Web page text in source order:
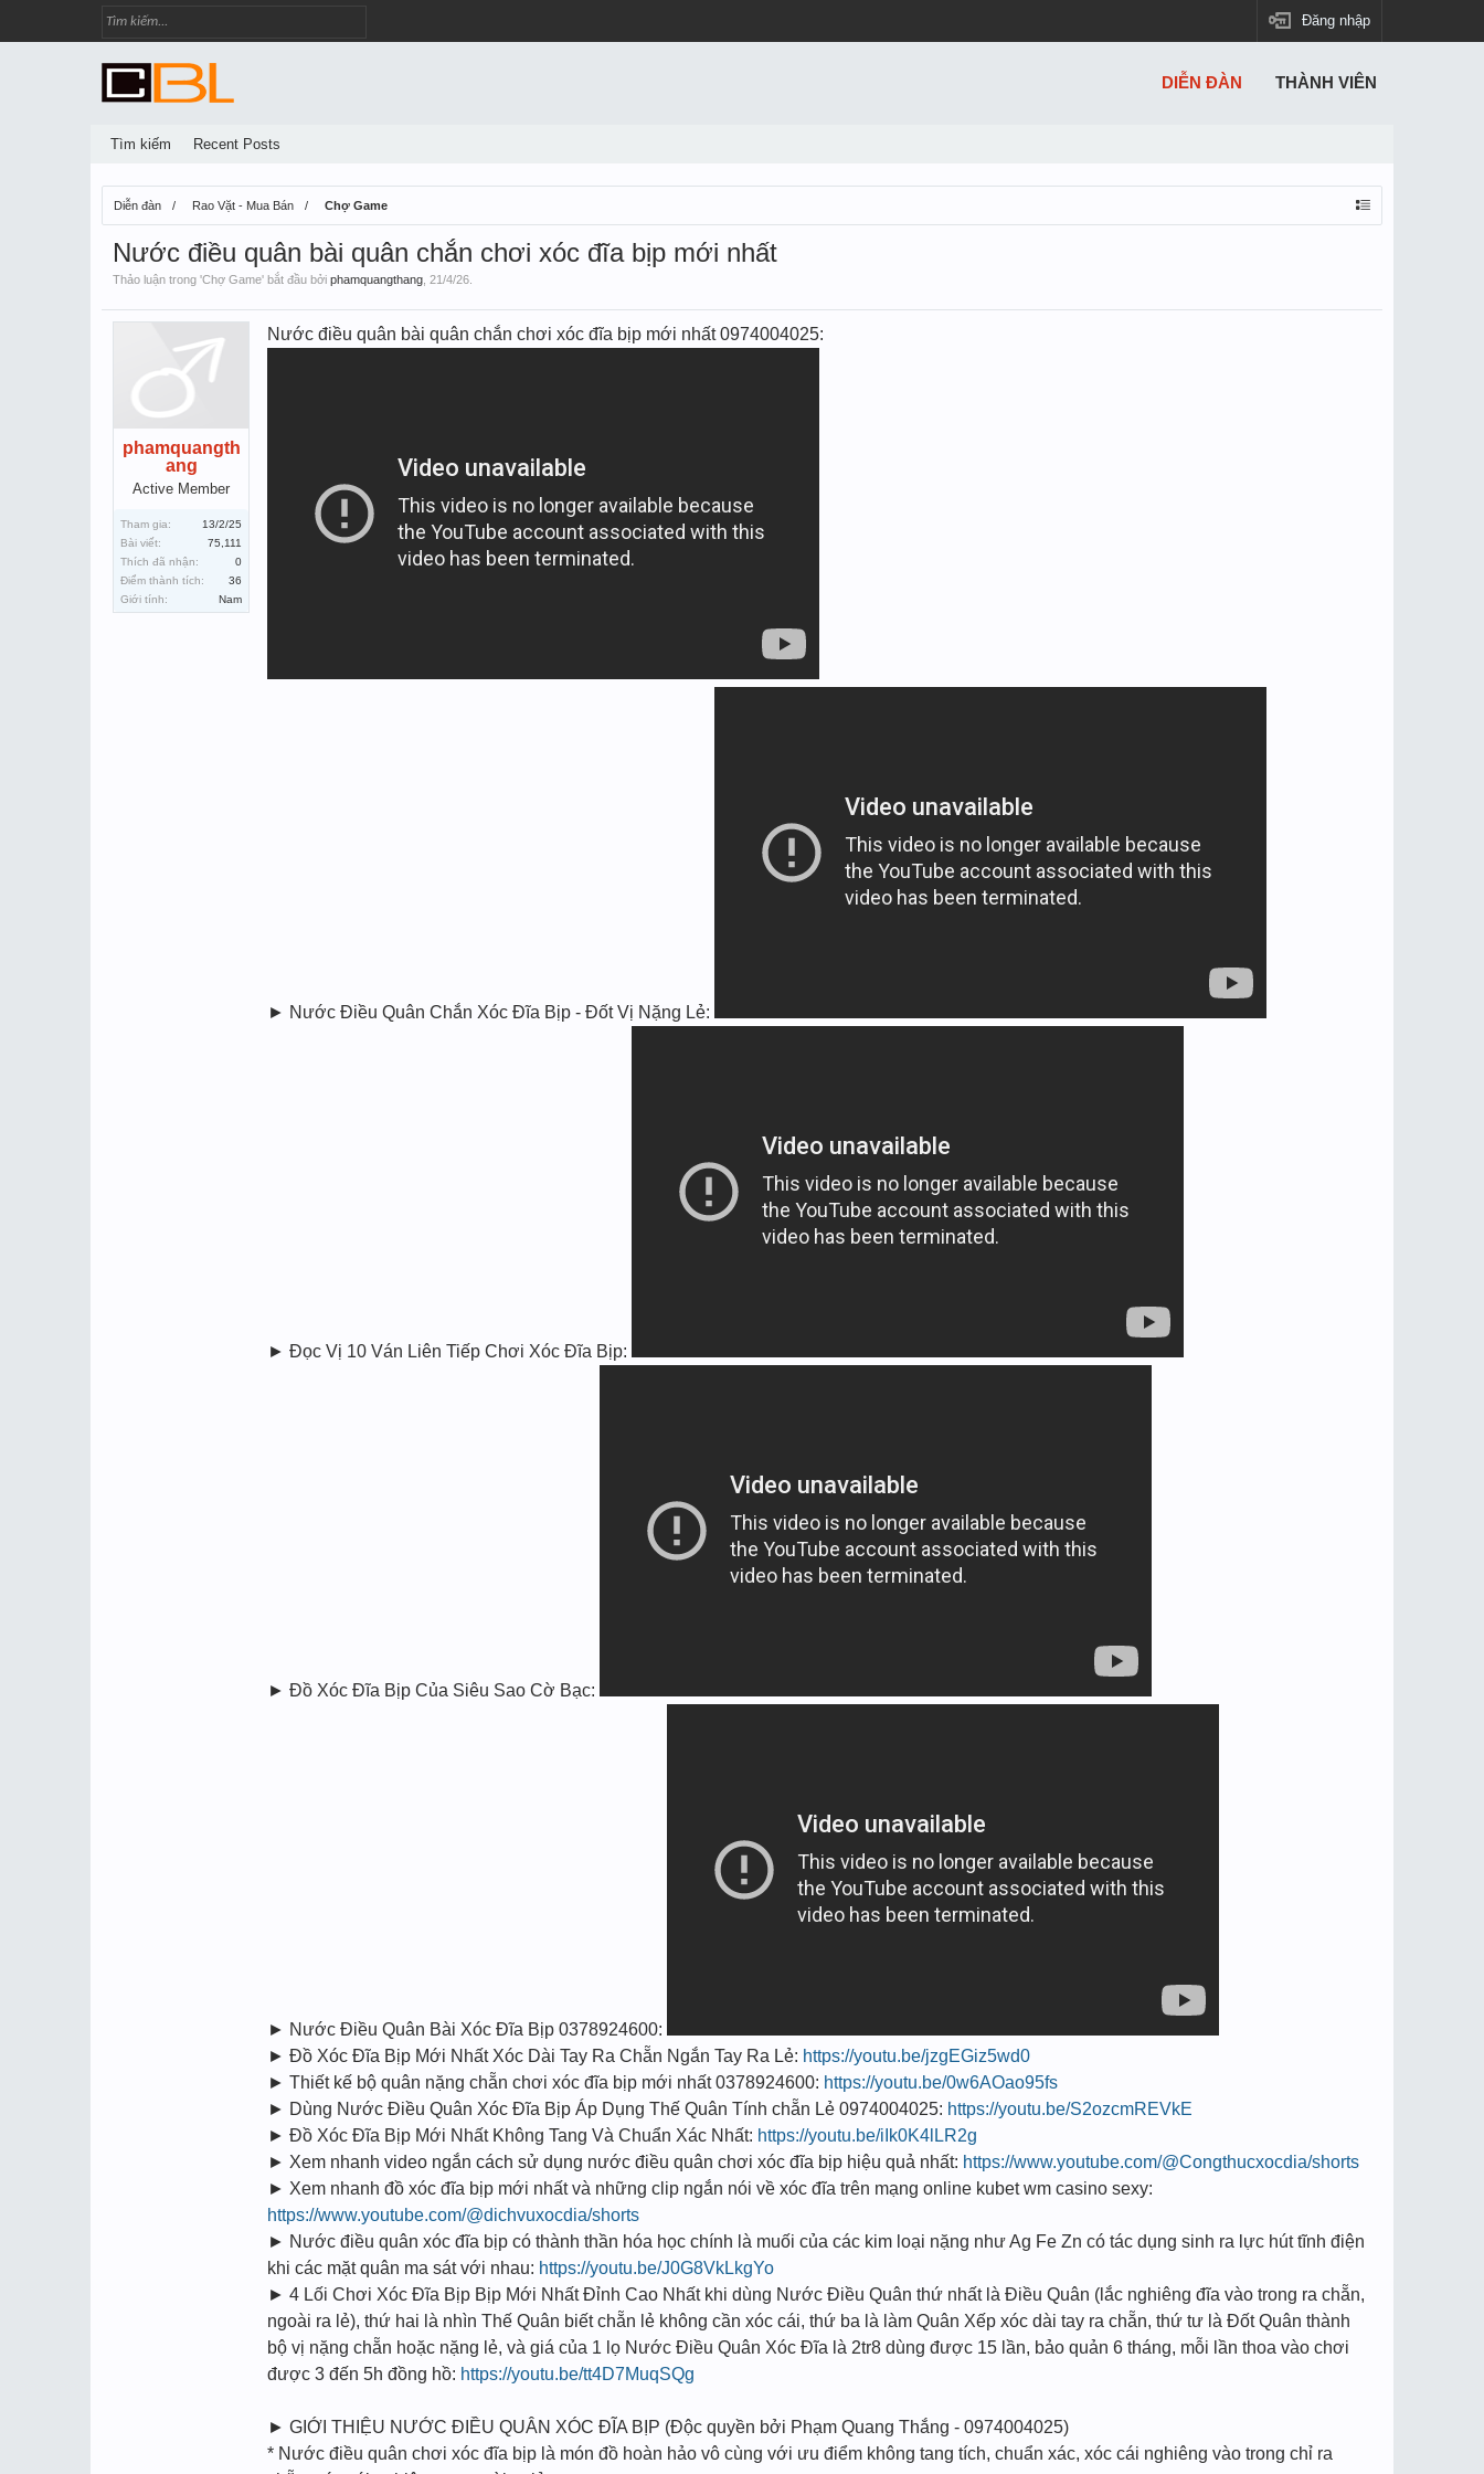
Đăng nhập
Diễn đàn Rao Vặt - Mua Bán Chợ Game
Nước điều quân bài quân chắn chơi xóc đĩa bịp mới nhất
Thảo luận trong 'Chợ Game' bắt đầu bởi phamquangthang 21/4/26
phamquangth
ang
Active Member
Tham gia:
13/2/25
Bài viết:
75,111
Thích đã nhận:
0
Điểm thành tích:
36
Giới tính:
Nam
Nước điều quân bài quân chắn chơi xóc đĩa bịp mới nhất 0974004025:
► Nước Điều Quân Chắn Xóc Đĩa Bịp - Đốt Vị Nặng Lẻ:
► Đọc Vị 10 Ván Liên Tiếp Chơi Xóc Đĩa Bịp:
► Đồ Xóc Đĩa Bịp Của Siêu Sao Cờ Bạc:
► Nước Điều Quân Bài Xóc Đĩa Bịp 0378924600:
► Đồ Xóc Đĩa Bịp Mới Nhất Xóc Dài Tay Ra Chẵn Ngắn Tay Ra Lẻ: https://youtu.be/jzgEGiz5wd0
► Thiết kế bộ quân nặng chẵn chơi xóc đĩa bịp mới nhất 0378924600: https://youtu.be/0w6AOao95fs
► Dùng Nước Điều Quân Xóc Đĩa Bịp Áp Dụng Thế Quân Tính chẵn Lẻ 0974004025: https://youtu.be/S2ozcmREVkE
► Đồ Xóc Đĩa Bịp Mới Nhất Không Tang Và Chuẩn Xác Nhất: https://youtu.be/iIk0K4lLR2g
► Xem nhanh video ngắn cách sử dụng nước điều quân chơi xóc đĩa bịp hiệu quả nhất: https://www.youtube.com/@Congthucxocdia/shorts
► Xem nhanh đồ xóc đĩa bịp mới nhất và những clip ngắn nói về xóc đĩa trên mạng online kubet wm casino sexy:
https://www.youtube.com/@dichvuxocdia/shorts
► Nước điều quân xóc đĩa bịp có thành thần hóa học chính là muối của các kim loại nặng như Ag Fe Zn có tác dụng sinh ra lực hút tĩnh điện
khi các mặt quân ma sát với nhau: https://youtu.be/J0G8VkLkgYo
► 4 Lối Chơi Xóc Đĩa Bịp Bịp Mới Nhất Đỉnh Cao Nhất khi dùng Nước Điều Quân thứ nhất là Điều Quân (lắc nghiêng đĩa vào trong ra chẵn,
ngoài ra lẻ), thứ hai là nhìn Thế Quân biết chẵn lẻ không cần xóc cái, thứ ba là làm Quân Xếp xóc dài tay ra chẵn, thứ tư là Đốt Quân thành
bộ vị nặng chẵn hoặc nặng lẻ, và giá của 1 lọ Nước Điều Quân Xóc Đĩa là 2tr8 dùng được 15 lần, bảo quản 6 tháng, mỗi lần thoa vào chơi
được 3 đến 5h đồng hồ: https://youtu.be/tt4D7MuqSQg
► GIỚI THIỆU NƯỚC ĐIỀU QUÂN XÓC ĐĨA BỊP (Độc quyền bởi Phạm Quang Thắng - 0974004025)
* Nước điều quân chơi xóc đĩa bịp là món đồ hoàn hảo vô cùng với ưu điểm không tang tích, chuẩn xác, xóc cái nghiêng vào trong chỉ ra
DIỄN ĐÀN
Tìm kiếm Recent Posts
THÀNH VIÊN